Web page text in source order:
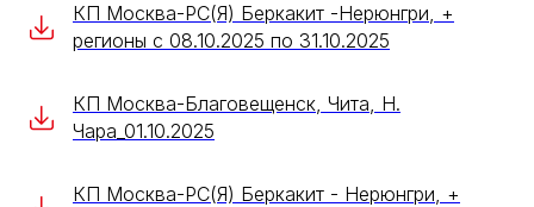
КП Москва-РС(Я) Беркакит -Нерюнгри, +
регионы с 08.10.2025 по 31.10.2025
КП Москва-Благовещенск, Чита, Н.
Чара_01.10.2025
КП Москва-РС(Я) Беркакит - Нерюнгри, +